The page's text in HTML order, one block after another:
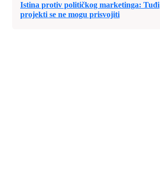
Istina protiv političkog marketinga: Tuđi
projekti se ne mogu prisvojiti